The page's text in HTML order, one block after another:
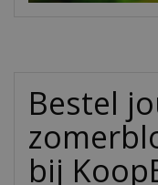
Bestel
bij